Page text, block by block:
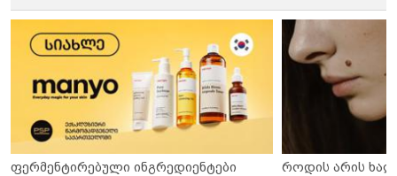
ფერმენტირებული ინგრედიენტები
როდის არის